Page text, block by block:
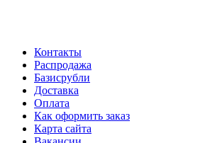
Контакты
Распродажа
Базисрубли
Доставка
Оплата
Как оформить заказ
Карта сайта